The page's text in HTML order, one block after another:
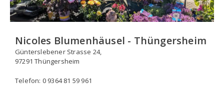
Nicoles Blumenhäusel - Thüngersheim
Günterslebener Strasse 24,
97291 Thüngersheim
Telefon: 0 9364 81 59 961